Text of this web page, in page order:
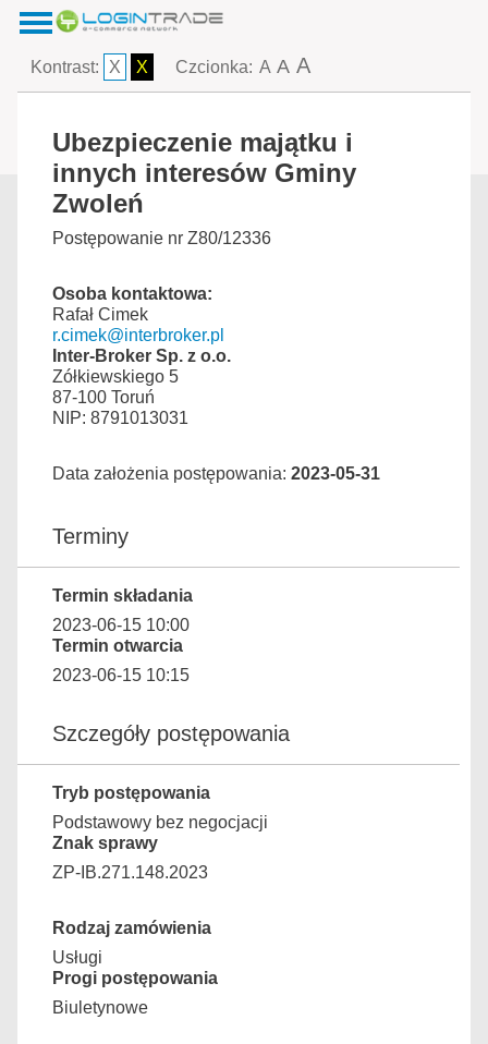
Kontrast: X X Czcionka: A A A
Ubezpieczenie majątku i
innych interesów Gminy
Zwoleń
Postępowanie nr Z80/12336
Osoba kontaktowa:
Rafał Cimek
r.cimek@interbroker.pl
Inter-Broker Sp. z o.o.
Zółkiewskiego 5
87-100 Toruń
NIP: 8791013031
Data założenia postępowania: 2023-05-31
Terminy
Termin składania
2023-06-15 10:00
Termin otwarcia
2023-06-15 10:15
Szczegóły postępowania
Tryb postępowania
Podstawowy bez negocjacji
Znak sprawy
ZP-IB.271.148.2023
Rodzaj zamówienia
Usługi
Progi postępowania
Biuletynowe